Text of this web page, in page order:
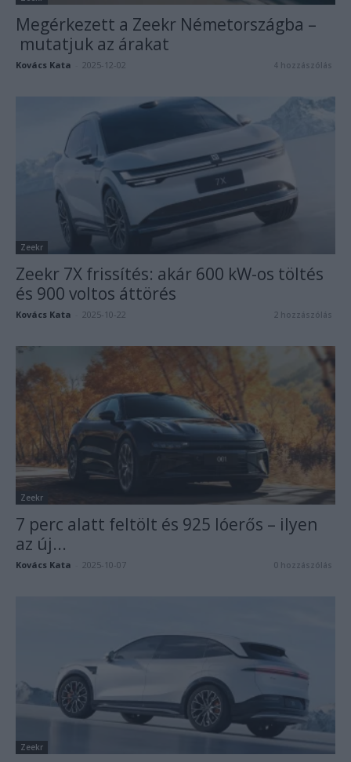
Megérkezett a Zeekr Németországba –
mutatjuk az árakat
Kovács Kata 2025-12-02 4 hozzászólás
Zeekr
Zeekr 7X frissítés: akár 600 kW-os töltés
és 900 voltos áttörés
Kovács Kata 2025-10-22 2 hozzászólás
Zeekr
7 perc alatt feltölt és 925 lóerős – ilyen
az új...
Kovács Kata 2025-10-07 0 hozzászólás
Zeekr